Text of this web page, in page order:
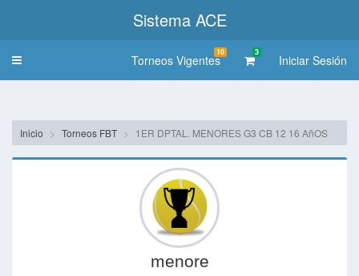
Sistema ACE
Toggle
Torneos Vigentes
10 3
Iniciar Sesión
Inicio Torneos FBT 1ER DPTAL. MENORES G3 CB 12 16 AñOS
menore